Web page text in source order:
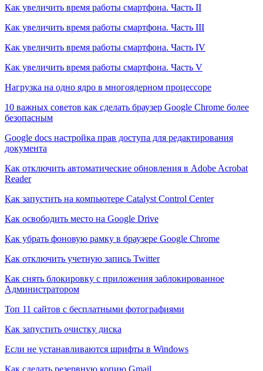
Как увеличить время работы смартфона. Часть II
Как увеличить время работы смартфона. Часть III
Как увеличить время работы смартфона. Часть IV
Как увеличить время работы смартфона. Часть V
Нагрузка на одно ядро в многоядерном процессоре
10 важных советов как сделать браузер Google Chrome более
безопасным
Google docs настройка прав доступа для редактирования
документа
Как отключить автоматические обновления в Adobe Acrobat
Reader
Как запустить на компьютере Catalyst Control Center
Как освободить место на Google Drive
Как убрать фоновую рамку в браузере Google Chrome
Как отключить учетную запись Twitter
Как снять блокировку с приложения заблокированное
Администратором
Топ 11 сайтов с бесплатными фотографиями
Как запустить очистку диска
Если не устанавливаются шрифты в Windows